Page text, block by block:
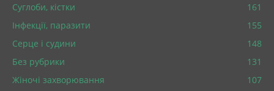
Суглоби, кістки
161
Інфекції, паразити
155
Серце і судини
148
Без рубрики
131
Жіночі захворювання
107